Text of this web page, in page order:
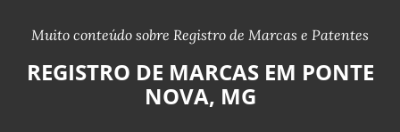
Muito conteúdo sobre Registro de Marcas e Patentes
REGISTRO DE MARCAS EM PONTE
NOVA, MG